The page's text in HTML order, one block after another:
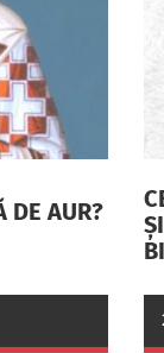
DE AUR?